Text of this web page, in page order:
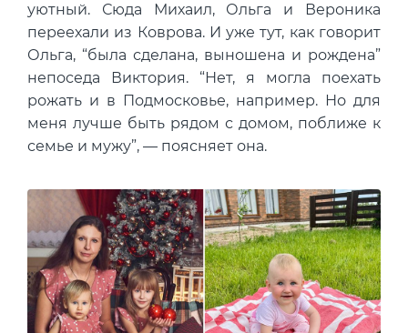
уютный. Сюда Михаил, Ольга и Вероника
переехали из Коврова. И уже тут, как говорит
Ольга, “была сделана, выношена и рождена”
непоседа Виктория. “Нет, я могла поехать
рожать и в Подмосковье, например. Но для
меня лучше быть рядом с домом, поближе к
семье и мужу”, — поясняет она.